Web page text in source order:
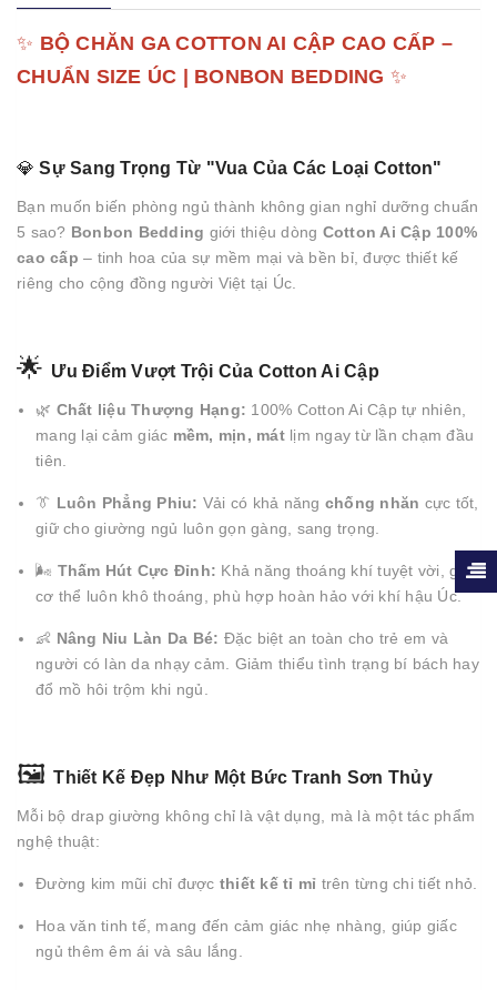
✨ BỘ CHĂN GA COTTON AI CẬP CAO CẤP –
CHUẨN SIZE ÚC | BONBON BEDDING ✨
💎Sự Sang Trọng Từ "Vua Của Các Loại Cotton"
Bạn muốn biến phòng ngủ thành không gian nghỉ dưỡng chuẩn
5 sao? Bonbon Bedding giới thiệu dòng Cotton Ai Cập 100%
cao cấp – tinh hoa của sự mềm mại và bền bỉ, được thiết kế
riêng cho cộng đồng người Việt tại Úc.
🌟 Ưu Điểm Vượt Trội Của Cotton Ai Cập
🌿 Chất liệu Thượng Hạng: 100% Cotton Ai Cập tự nhiên,
mang lại cảm giác mềm, mịn, mátlịm ngay từ lần chạm đầu
tiên.
👔 Luôn Phẳng Phiu: Vải có khả năng chống nhăn cực tốt,
giữ cho giường ngủ luôn gọn gàng, sang trọng.
🌬️ Thấm Hút Cực Đỉnh: Khả năng thoáng khí tuyệt vời, giúp
cơ thể luôn khô thoáng, phù hợp hoàn hảo với khí hậu Úc.
👶 Nâng Niu Làn Da Bé: Đặc biệt an toàn cho trẻ em và
người có làn da nhạy cảm. Giảm thiểu tình trạng bí bách hay
đổ mồ hôi trộm khi ngủ.
🖼️Thiết Kế Đẹp Như Một Bức Tranh Sơn Thủy
Mỗi bộ drap giường không chỉ là vật dụng, mà là một tác phẩm
nghệ thuật:
Đường kim mũi chỉ được thiết kế tỉ mỉ trên từng chi tiết nhỏ.
Hoa văn tinh tế, mang đến cảm giác nhẹ nhàng, giúp giấc
ngủ thêm êm ái và sâu lắng.